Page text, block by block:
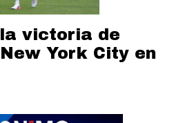
victoria de
York City en